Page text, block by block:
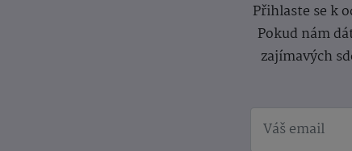
Přihlaste se k
Pokud nám
zajímavých